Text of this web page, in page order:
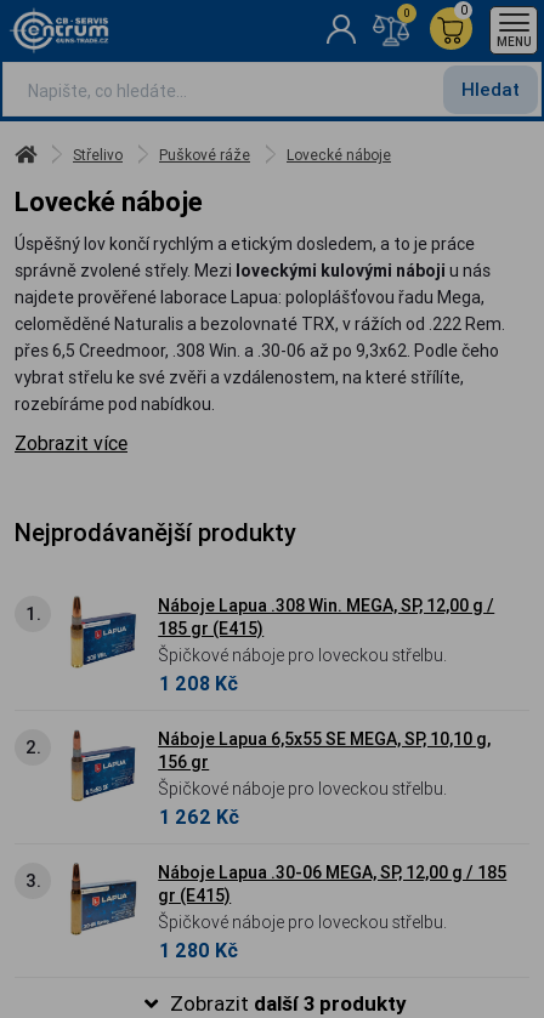
Hledat
0
0
MENU
Střelivo Puškové ráže Lovecké náboje
Lovecké náboje
Úspěšný lov končí rychlým a etickým dosledem, a to je práce
správně zvolené střely. Mezi loveckými kulovými náboji u nás
najdete prověřené laborace Lapua: poloplášťovou řadu Mega,
celoměděné Naturalis a bezolovnaté TRX, v rážích od .222 Rem.
přes 6,5 Creedmoor, .308 Win. a .30-06 až po 9,3x62. Podle čeho
vybrat střelu ke své zvěři a vzdálenostem, na které střílíte,
rozebíráme pod nabídkou.
Zobrazit více
Nejprodávanější produkty
1.
Náboje Lapua .308 Win. MEGA, SP, 12,00 g /
185 gr (E415)
Špičkové náboje pro loveckou střelbu.
1 208 Kč
2.
Náboje Lapua 6,5x55 SE MEGA, SP, 10,10 g,
156 gr
Špičkové náboje pro loveckou střelbu.
1 262 Kč
3.
Náboje Lapua .30-06 MEGA, SP, 12,00 g / 185
gr (E415)
Špičkové náboje pro loveckou střelbu.
1 280 Kč
Zobrazit další 3 produkty